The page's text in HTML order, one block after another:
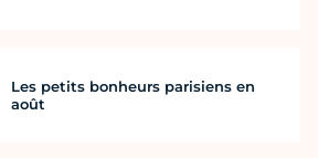
Les petits bonheurs parisiens en
août